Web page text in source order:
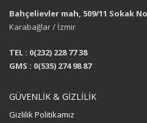
Bahçelievler mah, 509/11 Sokak
Karabağlar / İzmir
TEL : 0(232) 228 77 38
GMS : 0(535) 274 98 87
GÜVENLİK & GİZLİLİK
Gizlilik Politikamız